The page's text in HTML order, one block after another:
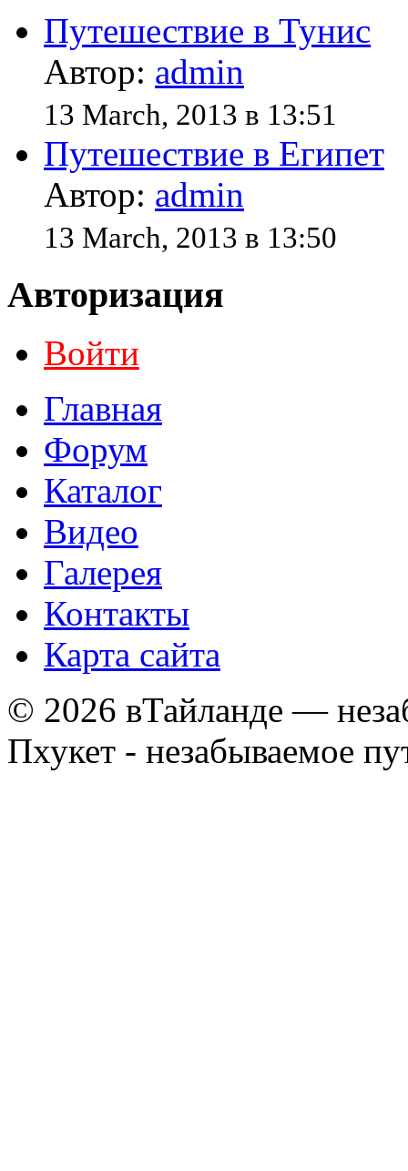
Путешествие в Тунис
Автор: admin
13 March, 2013 в 13:51
Путешествие в Египет
Автор: admin
13 March, 2013 в 13:50
Авторизация
Войти
Главная
Форум
Каталог
Видео
Галерея
Контакты
Карта сайта
© 2026 вТайланде —
Пхукет - незабываемое